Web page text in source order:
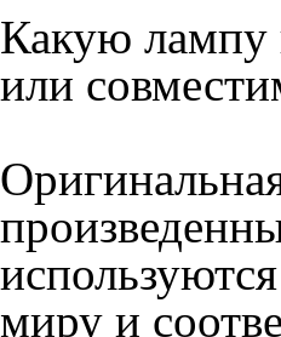
Какую лампу
или
миру и